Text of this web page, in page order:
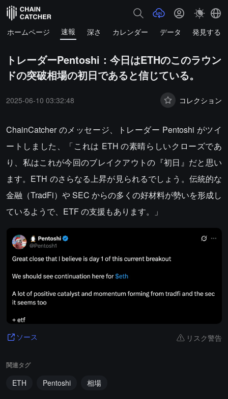
ホームページ 速報 深さ カレンダー データ 発見する
トレーダーPentoshi：今日はETHのこのラウン
ドの突破相場の初日であると信じている。
2025-06-10 03:32:48 コレクション
ChainCatcher のメッセージ、トレーダー Pentoshi がツイ
ートしました、「これは ETH の素晴らしいクローズであ
り、私はこれが今回のブレイクアウトの『初日』だと思い
ます。ETH のさらなる上昇が見られるでしょう。伝統的な
金融（TradFi）や SEC からの多くの好材料が勢いを形成し
ているようで、ETF の支援もあります。」
ソース リスク警告
関連タグ
ETH Pentoshi 相場